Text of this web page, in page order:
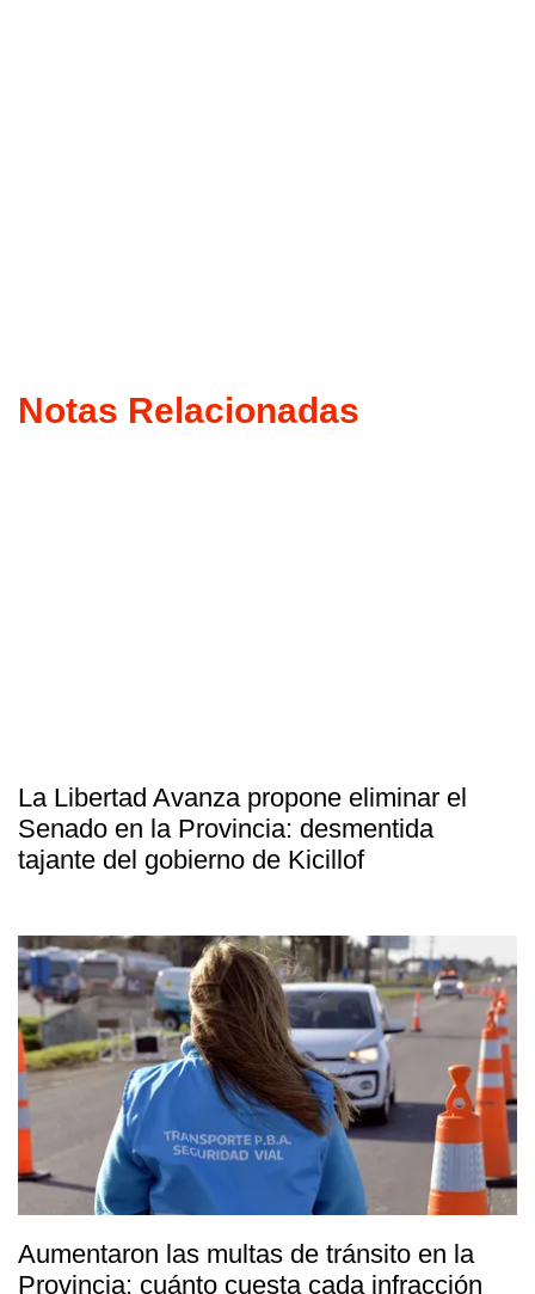
Notas Relacionadas
La Libertad Avanza propone eliminar el
Senado en la Provincia: desmentida
tajante del gobierno de Kicillof
Aumentaron las multas de tránsito en la
Provincia: cuánto cuesta cada infracción